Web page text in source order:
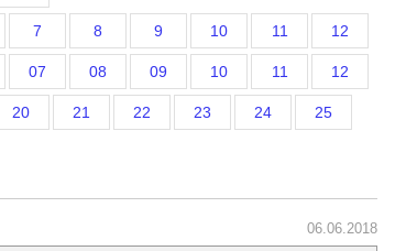
7 8 9 10 11 12
07 08 09 10 11 12
20 21 22 23 24 25
06.06.2018